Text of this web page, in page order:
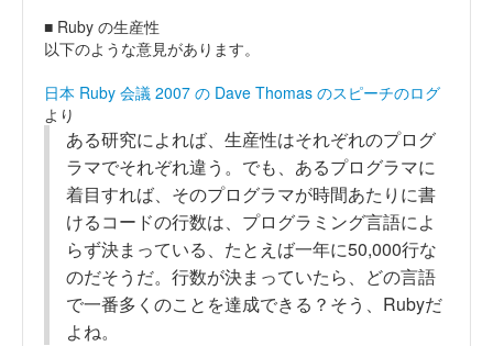
■ Ruby の生産性
以下のような意見があります。
日本 Ruby 会議 2007 の Dave Thomas のスピーチのログ
より
ある研究によれば、生産性はそれぞれのプログ
ラマでそれぞれ違う。でも、あるプログラマに
着目すれば、そのプログラマが時間あたりに書
けるコードの行数は、プログラミング言語によ
らず決まっている、たとえば一年に50,000行な
のだそうだ。行数が決まっていたら、どの言語
で一番多くのことを達成できる？そう、Rubyだ
よね。